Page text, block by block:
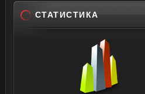
СТАТИСТИКА